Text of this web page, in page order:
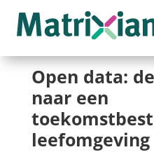
Open data:
naar een
leefomgeving